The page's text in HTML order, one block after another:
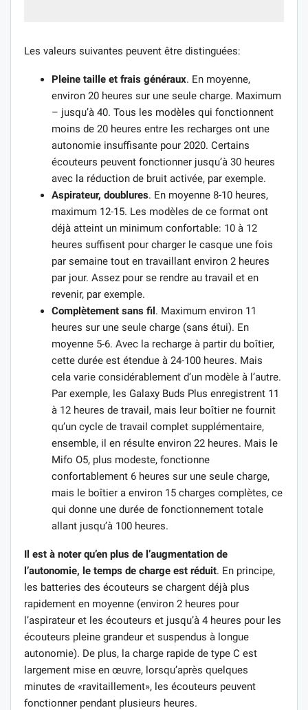
Les valeurs suivantes peuvent être distinguées:
Pleine taille et frais généraux. En moyenne,
environ 20 heures sur une seule charge. Maximum
– jusqu’à 40. Tous les modèles qui fonctionnent
moins de 20 heures entre les recharges ont une
autonomie insuffisante pour 2020. Certains
écouteurs peuvent fonctionner jusqu’à 30 heures
avec la réduction de bruit activée, par exemple.
Aspirateur, doublures. En moyenne 8-10 heures,
maximum 12-15. Les modèles de ce format ont
déjà atteint un minimum confortable: 10 à 12
heures suffisent pour charger le casque une fois
par semaine tout en travaillant environ 2 heures
par jour. Assez pour se rendre au travail et en
revenir, par exemple.
Complètement sans fil. Maximum environ 11
heures sur une seule charge (sans étui). En
moyenne 5-6. Avec la recharge à partir du boîtier,
cette durée est étendue à 24-100 heures. Mais
cela varie considérablement d’un modèle à l’autre.
Par exemple, les Galaxy Buds Plus enregistrent 11
à 12 heures de travail, mais leur boîtier ne fournit
qu’un cycle de travail complet supplémentaire,
ensemble, il en résulte environ 22 heures. Mais le
Mifo O5, plus modeste, fonctionne
confortablement 6 heures sur une seule charge,
mais le boîtier a environ 15 charges complètes, ce
qui donne une durée de fonctionnement totale
allant jusqu’à 100 heures.
Il est à noter qu’en plus de l’augmentation de
l’autonomie, le temps de charge est réduit. En principe,
les batteries des écouteurs se chargent déjà plus
rapidement en moyenne (environ 2 heures pour
l’aspirateur et les écouteurs et jusqu’à 4 heures pour les
écouteurs pleine grandeur et suspendus à longue
autonomie). De plus, la charge rapide de type C est
largement mise en œuvre, lorsqu’après quelques
minutes de «ravitaillement», les écouteurs peuvent
fonctionner pendant plusieurs heures.